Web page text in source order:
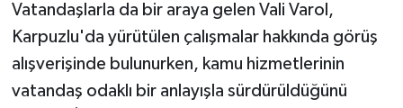
Vatandaşlarla da bir araya gelen Vali Varol,
Karpuzlu'da yürütülen çalışmalar hakkında görüş
alışverişinde bulunurken, kamu hizmetlerinin
vatandaş odaklı bir anlayışla sürdürüldüğünü